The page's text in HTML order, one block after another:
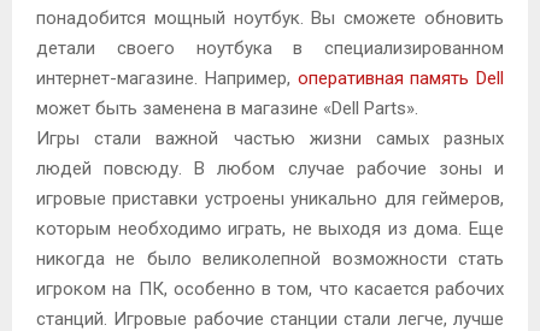
понадобится мощный ноутбук. Вы сможете обновить
детали своего ноутбука в специализированном
интернет-магазине. Например, оперативная память Dell
может быть заменена в магазине «Dell Parts».
Игры стали важной частью жизни самых разных
людей повсюду. В любом случае рабочие зоны и
игровые приставки устроены уникально для геймеров,
которым необходимо играть, не выходя из дома. Еще
никогда не было великолепной возможности стать
игроком на ПК, особенно в том, что касается рабочих
станций. Игровые рабочие станции стали легче, лучше